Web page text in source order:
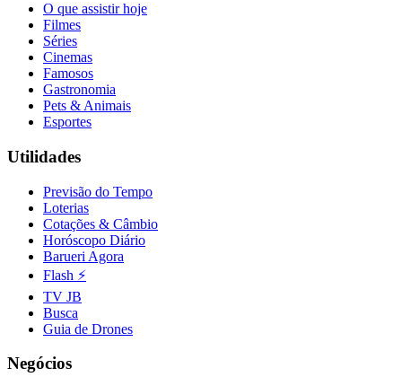
Fluminense
O que assistir hoje
Filmes
Séries
Cinemas
Famosos
Gastronomia
Pets & Animais
Esportes
Utilidades
Previsão do Tempo
Loterias
Cotações & Câmbio
Horóscopo Diário
Barueri Agora
Flash ⚡
TV JB
Busca
Guia de Drones
Negócios